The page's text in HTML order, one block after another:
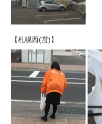
【札幌西(営)】